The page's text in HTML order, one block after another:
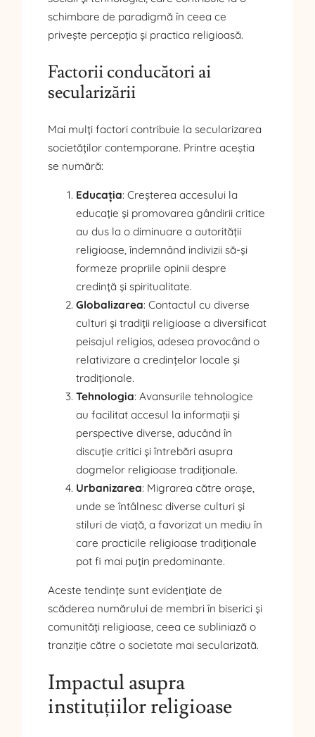
schimbare de paradigmă în ceea ce
privește percepția și practica religioasă.
Factorii conducători ai
secularizării
Mai mulți factori contribuie la secularizarea
societăților contemporane. Printre aceștia
se numără:
Educația: Creșterea accesului la
educație și promovarea gândirii critice
au dus la o diminuare a autorității
religioase, îndemnând indivizii să-și
formeze propriile opinii despre
credință și spiritualitate.
Globalizarea: Contactul cu diverse
culturi și tradiții religioase a diversificat
peisajul religios, adesea provocând o
relativizare a credințelor locale și
tradiționale.
Tehnologia: Avansurile tehnologice
au facilitat accesul la informații și
perspective diverse, aducând în
discuție critici și întrebări asupra
dogmelor religioase tradiționale.
Urbanizarea: Migrarea către orașe,
unde se întâlnesc diverse culturi și
stiluri de viață, a favorizat un mediu în
care practicile religioase tradiționale
pot fi mai puțin predominante.
Aceste tendințe sunt evidențiate de
scăderea numărului de membri în biserici și
comunități religioase, ceea ce subliniază o
tranziție către o societate mai secularizată.
Impactul asupra
instituțiilor religioase